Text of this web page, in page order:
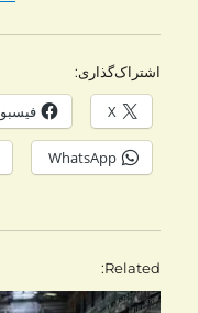
اشتراک‌گذاری:
X
WhatsApp
Related